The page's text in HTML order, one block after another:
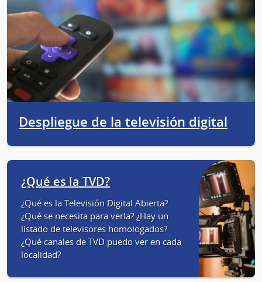
Despliegue de la televisión digital
¿Qué es la TVD?
¿Qué es la Televisión Digital Abierta?
¿Qué se necesita para verla? ¿Hay un
listado de televisores homologados?
¿Qué canales de TVD puedo ver en cada
localidad?